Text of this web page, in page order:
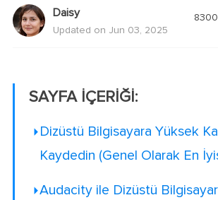
Daisy
Updated on Jun 03, 2025
8300
SAYFA İÇERİĞİ:
Dizüstü Bilgisayara Yüksek
Kaydedin (Genel Olarak En
Audacity ile Dizüstü